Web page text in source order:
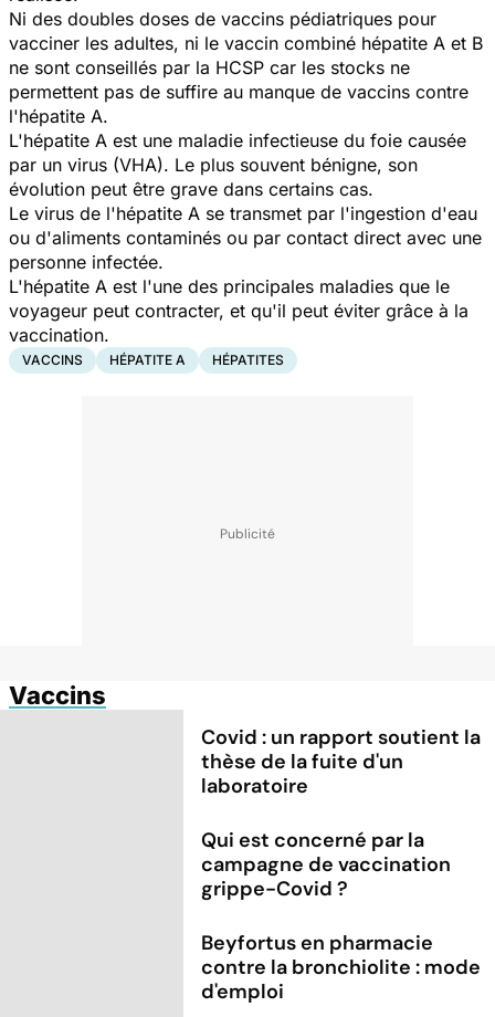
Ni des doubles doses de vaccins pédiatriques pour
vacciner les adultes, ni le vaccin combiné hépatite A et B
ne sont conseillés par la HCSP car les stocks ne
permettent pas de suffire au manque de vaccins contre
l'hépatite A.
L'hépatite A est une maladie infectieuse du foie causée
par un virus (VHA). Le plus souvent bénigne, son
évolution peut être grave dans certains cas.
Le virus de l'hépatite A se transmet par l'ingestion d'eau
ou d'aliments contaminés ou par contact direct avec une
personne infectée.
L'hépatite A est l'une des principales maladies que le
voyageur peut contracter, et qu'il peut éviter grâce à la
vaccination.
VACCINS HÉPATITE A HÉPATITES
Vaccins
Covid : un rapport soutient la
thèse de la fuite d'un
laboratoire
Qui est concerné par la
campagne de vaccination
grippe-Covid ?
Beyfortus en pharmacie
contre la bronchiolite : mode
d'emploi